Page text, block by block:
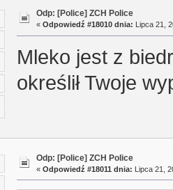
Odp: [Police] ZCH Police
« Odpowiedź #18010 dnia: Lipca 21,
Mleko jest z
określił Twoje
Odp: [Police] ZCH Police
« Odpowiedź #18011 dnia: Lipca 21,